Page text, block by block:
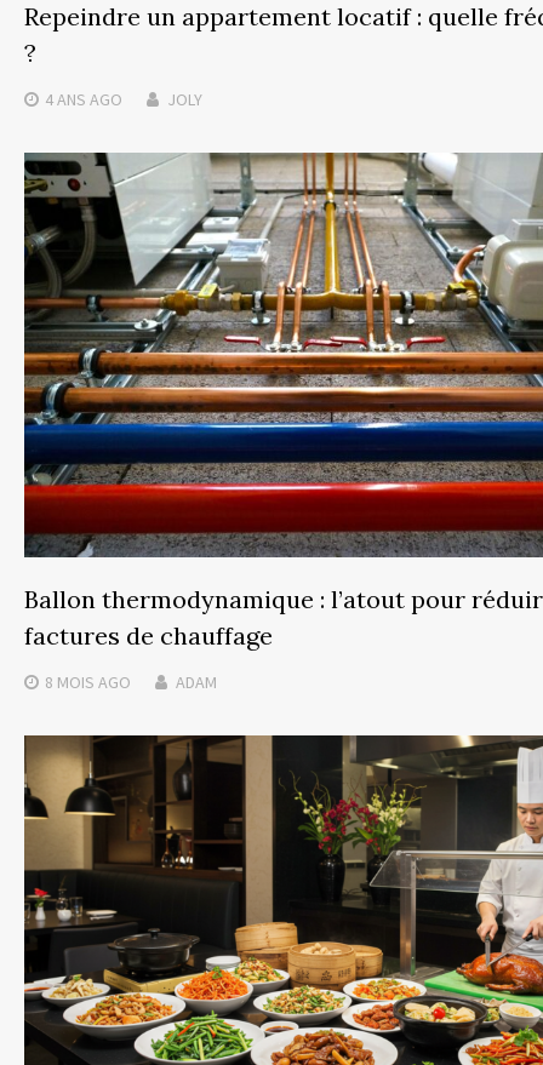
Repeindre un appartement locatif : quelle
?
4 ANS AGO JOLY
Ballon thermodynamique : l’atout pour
factures de chauffage
8 MOIS AGO ADAM